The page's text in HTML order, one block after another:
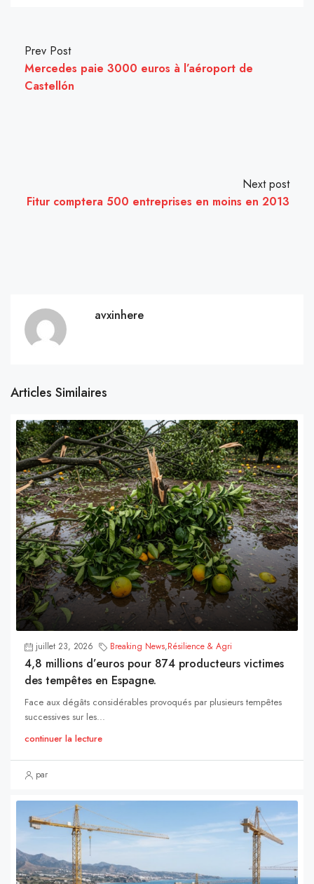
Prev Post
Mercedes paie 3000 euros à l’aéroport de
Castellón
Next post
Fitur comptera 500 entreprises en moins en 2013
avxinhere
Articles Similaires
juillet 23, 2026 Breaking News,Résilience & Agri
4,8 millions d’euros pour 874 producteurs victimes
des tempêtes en Espagne.
Face aux dégâts considérables provoqués par plusieurs tempêtes
successives sur les...
continuer la lecture
par